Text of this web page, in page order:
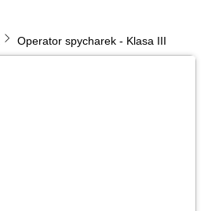
Operator spycharek - Klasa III